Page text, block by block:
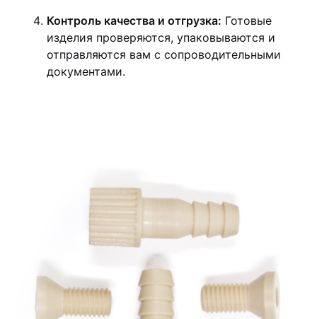
Контроль качества и отгрузка: Готовые
изделия проверяются, упаковываются и
отправляются вам с сопроводительными
документами.